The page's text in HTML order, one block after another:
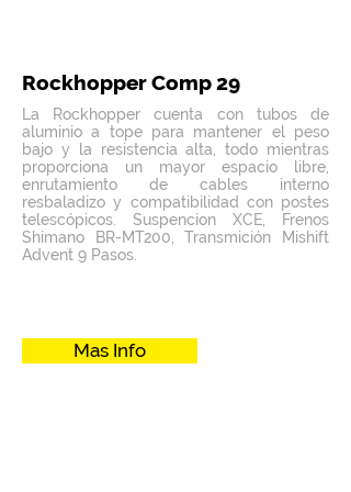
Rockhopper Comp 29
La Rockhopper cuenta con tubos de
aluminio a tope para mantener el peso
bajo y la resistencia alta, todo mientras
proporciona un mayor espacio libre,
enrutamiento de cables interno
resbaladizo y compatibilidad con postes
telescópicos. Suspencion XCE, Frenos
Shimano BR-MT200, Transmición Mishift
Advent 9 Pasos.
Mas Info